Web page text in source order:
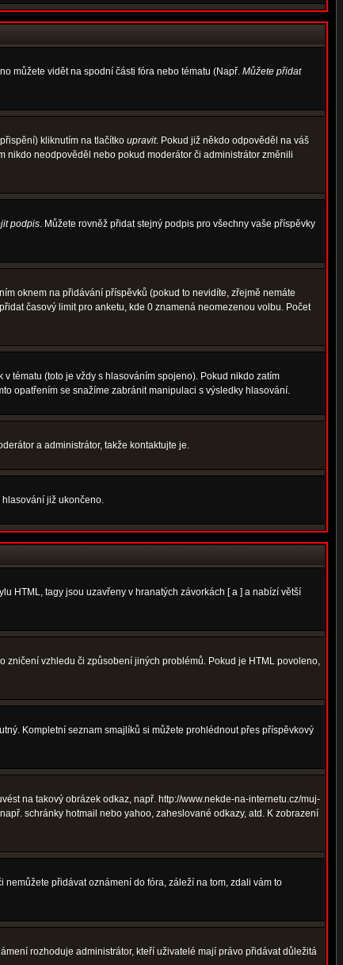
můžete vidět na spodní části fóra nebo tématu (Např. Můžete přidat
kliknutím na tlačítko upravit. Pokud již někdo odpověděl na váš
nikdo neodpověděl nebo pokud moderátor či administrátor změnili
podpis. Můžete rovněž přidat stejný podpis pro všechny vaše příspěvky
oknem na přidávání příspěvků (pokud to nevidíte, zřejmě nemáte
časový limit pro anketu, kde 0 znamená neomezenou volbu. Počet
tématu (toto je vždy s hlasováním spojeno). Pokud nikdo zatím
opatřením se snažíme zabránit manipulaci s výsledky hlasování.
a administrátor, takže kontaktujte je.
již ukončeno.
HTML, tagy jsou uzavřeny v hranatých závorkách [ a ] a nabízí větší
zničení vzhledu či způsobení jiných problémů. Pokud je HTML povoleno,
Kompletní seznam smajlíků si můžete prohlédnout přes příspěvkový
na takový obrázek odkaz, např. http://www.nekde-na-internetu.cz/muj-
schránky hotmail nebo yahoo, zaheslované odkazy, atd. K zobrazení
přidávat oznámení do fóra, záleží na tom, zdali vám to
rozhoduje administrátor, kteří uživatelé mají právo přidávat důležitá